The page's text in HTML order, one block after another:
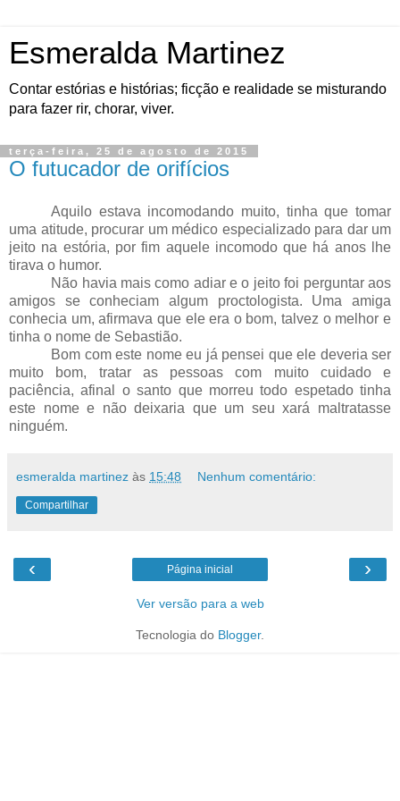
Esmeralda Martinez
Contar estórias e histórias; ficção e realidade se misturando
para fazer rir, chorar, viver.
terça-feira, 25 de agosto de 2015
O futucador de orifícios
Aquilo estava incomodando muito, tinha que tomar
uma atitude, procurar um médico especializado para dar um
jeito na estória, por fim aquele incomodo que há anos lhe
tirava o humor.
Não havia mais como adiar e o jeito foi perguntar aos
amigos se conheciam algum proctologista. Uma amiga
conhecia um, afirmava que ele era o bom, talvez o melhor e
tinha o nome de Sebastião.
Bom com este nome eu já pensei que ele deveria ser
muito bom, tratar as pessoas com muito cuidado e
paciência, afinal o santo que morreu todo espetado tinha
este nome e não deixaria que um seu xará maltratasse
ninguém.
esmeralda martinez às 15:48 Nenhum comentário:
Compartilhar
‹ ›
Página inicial
Ver versão para a web
Tecnologia do Blogger.